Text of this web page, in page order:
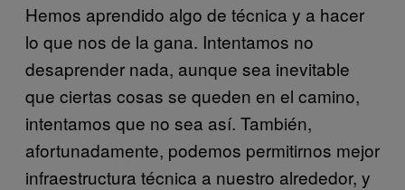
Hemos aprendido algo de técnica y a hacer
lo que nos de la gana. Intentamos no
desaprender nada, aunque sea inevitable
que ciertas cosas se queden en el camino,
intentamos que no sea así. También,
afortunadamente, podemos permitirnos mejor
infraestructura técnica a nuestro alrededor, y